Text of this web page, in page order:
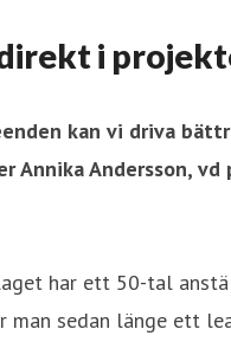
i
kan vi driva
Andersson, vd
har ett 50-tal
sedan länge ett